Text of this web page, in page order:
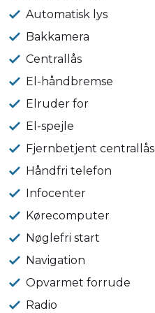
Automatisk lys
Bakkamera
Centrallås
El-håndbremse
Elruder for
El-spejle
Fjernbetjent centrallås
Håndfri telefon
Infocenter
Kørecomputer
Nøglefri start
Navigation
Opvarmet forrude
Radio